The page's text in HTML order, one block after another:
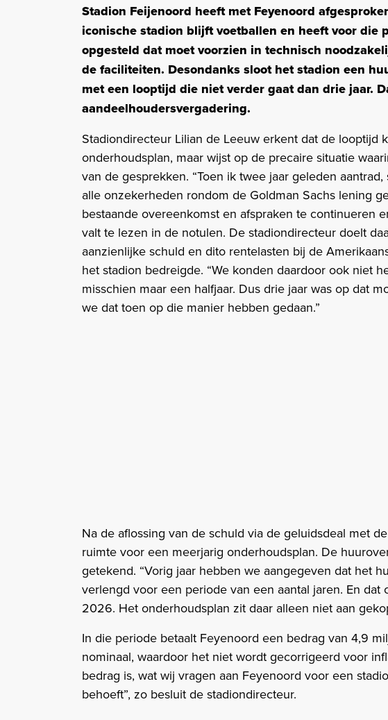
Stadion Feijenoord heeft met Feyenoord
iconische stadion blijft voetballen en heeft voor die
opgesteld dat moet voorzien in technisch
de faciliteiten. Desondanks sloot het stadion een
met een looptijd die niet verder gaat dan drie jaar.
aandeelhoudersvergadering.
Stadiondirecteur Lilian de Leeuw erkent dat de looptijd
onderhoudsplan, maar wijst op de precaire situatie
van de gesprekken. “Toen ik twee jaar geleden
alle onzekerheden rondom de Goldman Sachs lening
bestaande overeenkomst en afspraken te continueren
valt te lezen in de notulen. De stadiondirecteur doelt
aanzienlijke schuld en dito rentelasten bij de
het stadion bedreigde. “We konden daardoor ook niet
misschien maar een halfjaar. Dus drie jaar was op dat
we dat toen op die manier hebben gedaan.”
Na de aflossing van de schuld via de geluidsdeal met
ruimte voor een meerjarig onderhoudsplan. De
getekend. “Vorig jaar hebben we aangegeven dat het
verlengd voor een periode van een aantal jaren. En
2026. Het onderhoudsplan zit daar alleen niet aan
In die periode betaalt Feyenoord een bedrag van 4,9
nominaal, waardoor het niet wordt gecorrigeerd voor
bedrag is, wat wij vragen aan Feyenoord voor een
behoeft”, zo besluit de stadiondirecteur.